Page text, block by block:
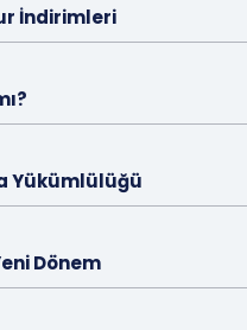
İndirimleri
Yükümlülüğü
Dönem